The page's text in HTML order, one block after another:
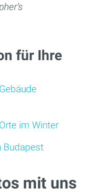
für Ihre
im Winter
Budapest
mit uns